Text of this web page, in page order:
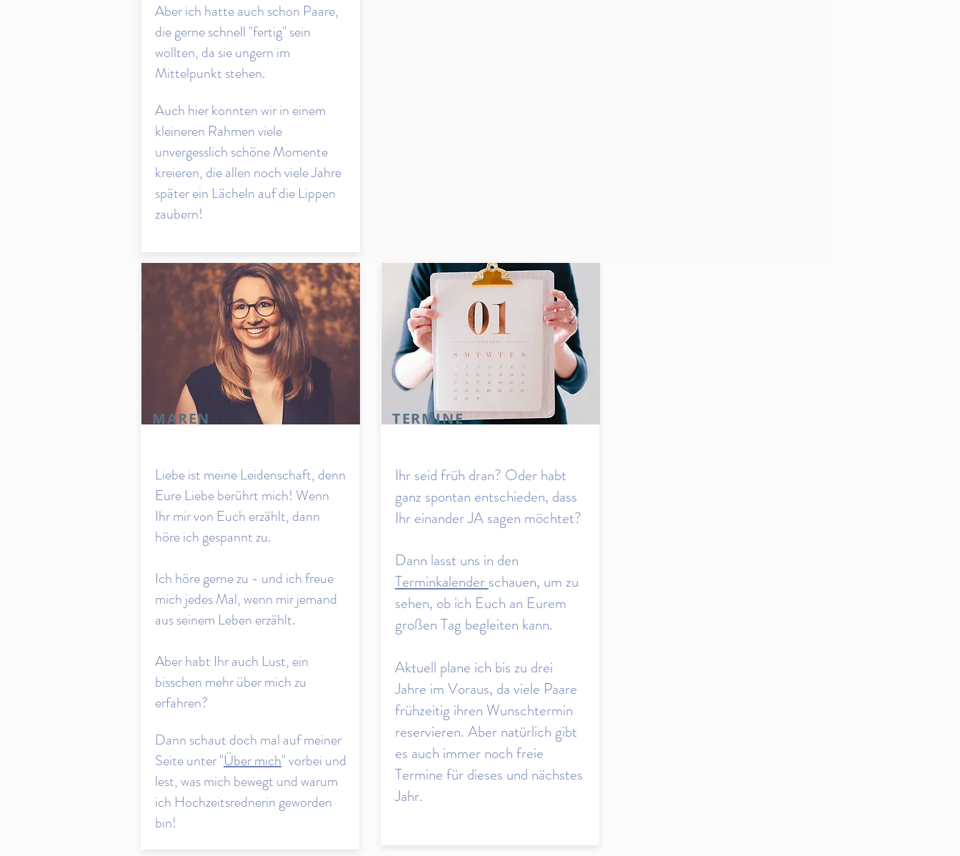
Aber ich hatte auch schon Paare,
die gerne schnell "fertig" sein
wollten, da sie ungern im
Mittelpunkt stehen.
Auch hier konnten wir in einem
kleineren Rahmen viele
unvergesslich schöne Momente
kreieren, die allen noch vieleJahre
später ein Lächeln auf die Lippen
zaubern!
MAREN
Liebe ist meine Leidenschaft, denn
Eure Liebe berührt mich! Wenn
Ihr mir von Euch erzählt, dann
höre ich gespannt zu.
Ich höre gerne zu - und ich freue
mich jedes Mal, wenn mir jemand
aus seinem Leben erzählt.
Aber habt Ihr auch Lust, ein
bisschen mehr über mich zu
erfahren?
Dann schaut doch mal auf meiner
Seite unter "Über mich" vorbei und
lest, was mich bewegt und warum
ich Hochzeitsrednerin geworden
bin!
TERMINE
Ihr seid früh dran? Oder habt
ganz spontan entschieden, dass
Ihr einander JA sagen möchtet?
Dann lasst uns in den
Terminkalender schauen, um zu
sehen, ob ich Euch an Eurem
großen Tag begleiten kann.
Aktuell plane ich bis zu drei
Jahre im Voraus, da viele Paare
frühzeitig ihren Wunschtermin
reservieren. Aber natürlich gibt
es auch immer noch freie
Termine für dieses und nächstes
Jahr.